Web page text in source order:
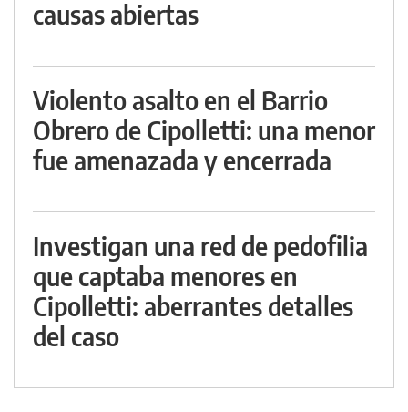
causas abiertas
Violento asalto en el Barrio
Obrero de Cipolletti: una menor
fue amenazada y encerrada
Investigan una red de pedofilia
que captaba menores en
Cipolletti: aberrantes detalles
del caso